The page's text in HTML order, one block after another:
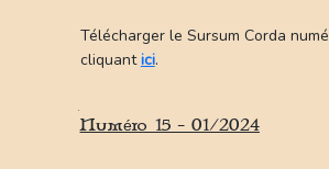
Lieux spirituels
Carnets de pelerinage
Télécharger le Sursum Corda
cliquantici.
Numéro 15 - 01/2024